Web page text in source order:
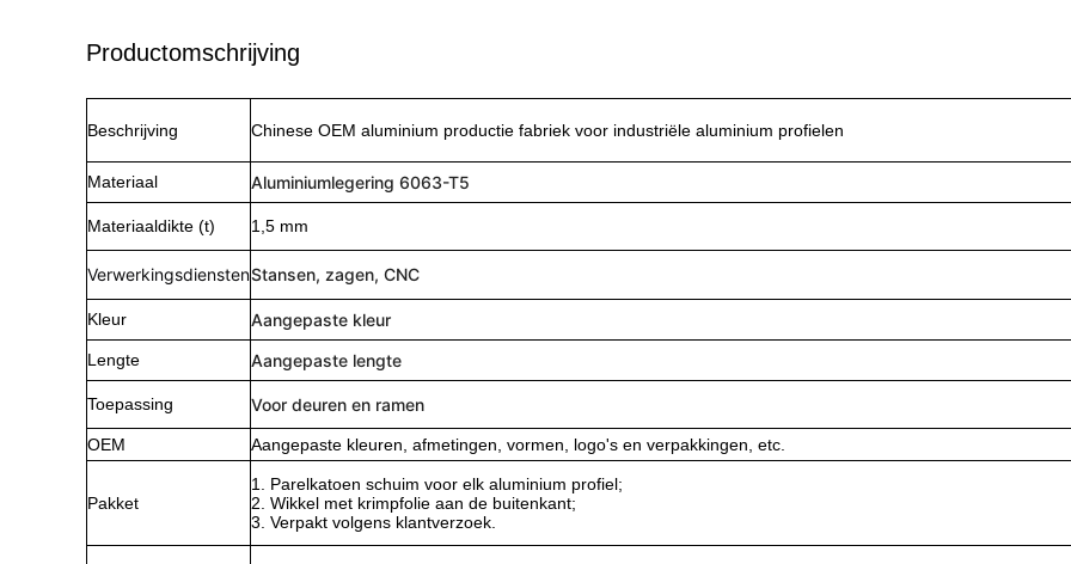
Productomschrijving
Beschrijving Chinese OEM aluminium productie fabriek voor industriële aluminium profielen
Materiaal Aluminiumlegering 6063-T5
Materiaaldikte (t) 1,5 mm
VerwerkingsdienstenStansen, zagen, CNC
Kleur Aangepaste kleur
Lengte Aangepaste lengte
Toepassing Voor deuren en ramen
OEM Aangepaste kleuren, afmetingen, vormen, logo's en verpakkingen, etc.
Pakket
1. Parelkatoen schuim voor elk aluminium profiel;
2. Wikkel met krimpfolie aan de buitenkant;
3. Verpakt volgens klantverzoek.